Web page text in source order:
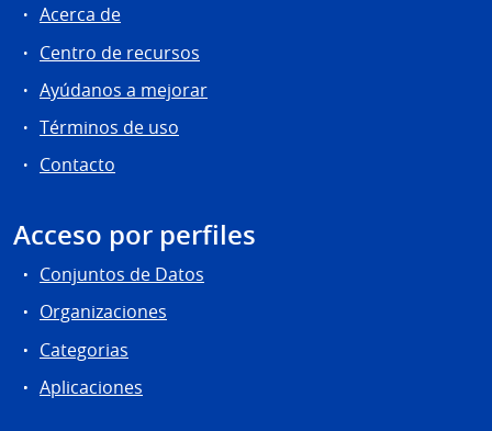
Acerca de
Centro de recursos
Ayúdanos a mejorar
Términos de uso
Contacto
Acceso por perfiles
Conjuntos de Datos
Organizaciones
Categorias
Aplicaciones